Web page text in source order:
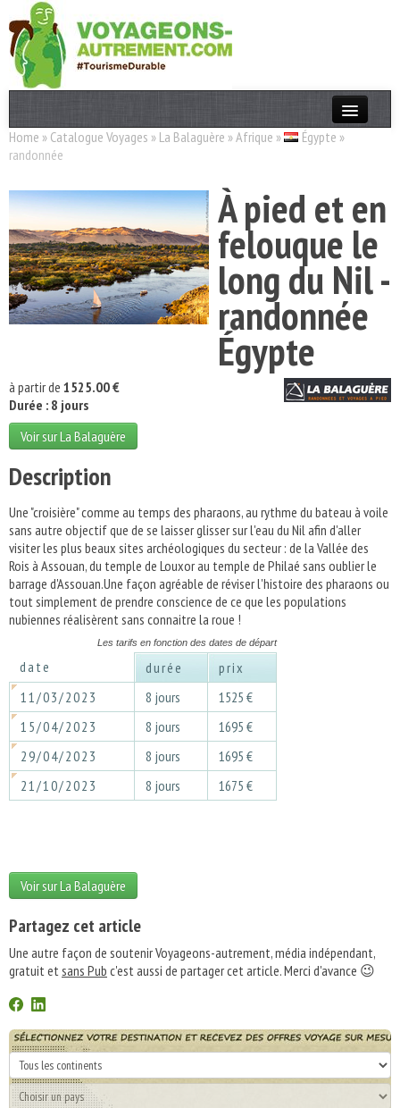
Actualités
Destinations
Acteurs
Thèmes
Home » Catalogue Voyages » La Balaguère »Afrique » Égypte »
randonnée
À pied et en
felouque le
long du Nil -
randonnée
Égypte
à partir de 1525.00 €
Durée : 8 jours
Voir sur La Balaguère
Description
Une "croisière" comme au temps des pharaons, au rythme du bateau à voile
sans autre objectif que de se laisser glisser sur l'eau du Nil afin d'aller
visiter les plus beaux sites archéologiques du secteur : de la Vallée des
Rois à Assouan, du temple de Louxor au temple de Philaé sans oublier le
barrage d'Assouan.Une façon agréable de réviser l'histoire des pharaons ou
tout simplement de prendre conscience de ce que les populations
nubiennes réalisèrent sans connaitre la roue !
Les tarifs en fonction des dates de départ
date durée
prix
11/03/2023
8 jours
1525 €
15/04/2023
8 jours
1695 €
29/04/2023
8 jours
1695 €
21/10/2023
8 jours 1675 €
Voir sur La Balaguère
Partagez cet article
Une autre façon de soutenir Voyageons-autrement, média indépendant,
gratuit etsans Pub c'est aussi de partager cet article. Merci d'avance 😉